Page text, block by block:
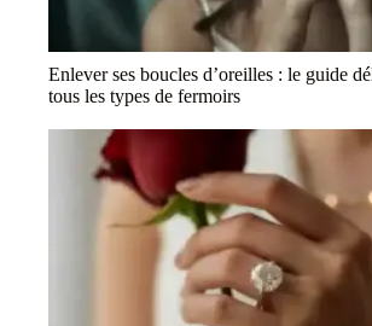
Enlever ses boucles d’oreilles : le guide
tous les types de fermoirs